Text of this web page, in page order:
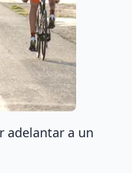
adelantar a un